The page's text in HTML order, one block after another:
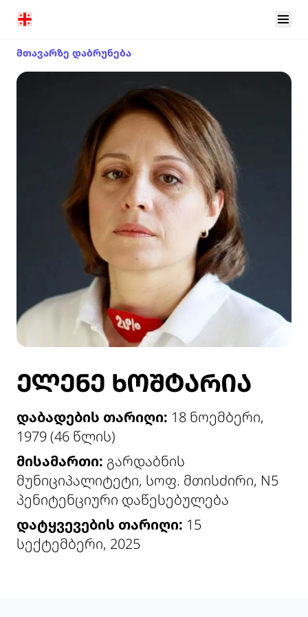
მთავარზე დაბრუნება
ᲔᲚᲔᲜᲔ ᲮᲝᲨᲢᲐᲠᲘᲐ
დაბადების თარიღი: 18 ნოემბერი,
1979 (46 წლის)
მისამართი: გარდაბნის
მუნიციპალიტეტი, სოფ. მთისძირი, N5
პენიტენციური დაწესებულება
დატყვევების თარიღი: 15
სექტემბერი, 2025